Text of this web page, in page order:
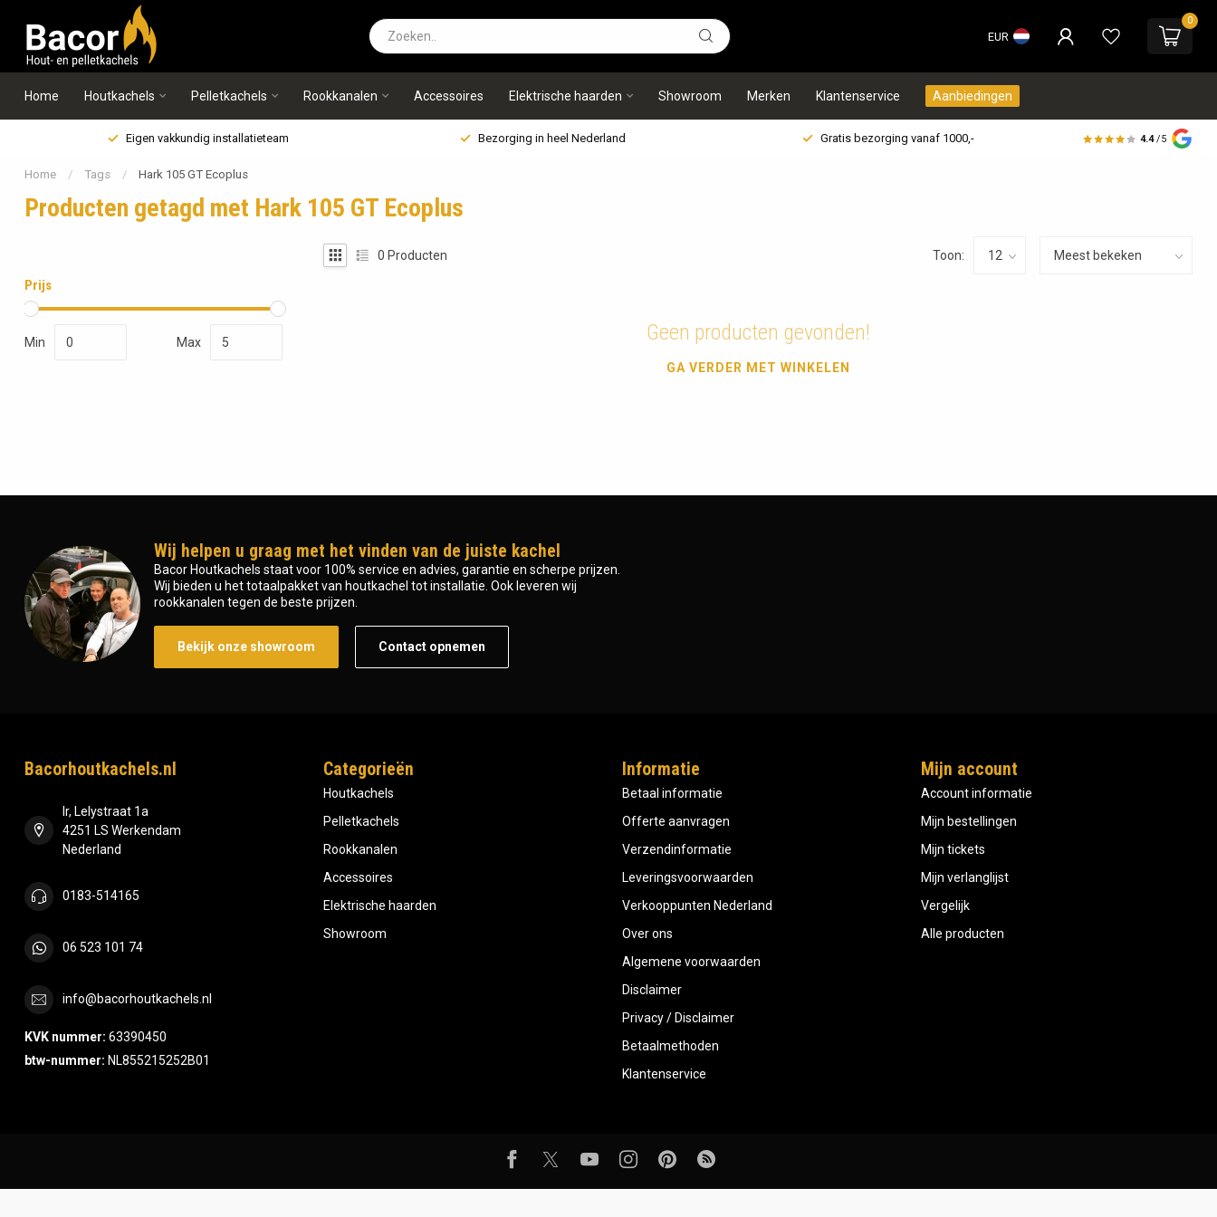
EUR
0
Home Houtkachels Pelletkachels Rookkanalen Accessoires Elektrische haarden Showroom Merken Klantenservice Aanbiedingen
Eigen vakkundig installatieteam Bezorging in heel Nederland Gratis bezorging vanaf 1000,- 4.4 /5
Home / Tags / Hark 105 GT Ecoplus
Producten getagd met Hark 105 GT Ecoplus
Prijs
Min Max
0 Producten Toon:
Geen producten gevonden!
GA VERDER MET WINKELEN
Wij helpen u graag met het vinden van de juiste kachel
Bacor Houtkachels staat voor 100% service en advies, garantie en scherpe prijzen.
Wij bieden u het totaalpakket van houtkachel tot installatie. Ook leveren wij
rookkanalen tegen de beste prijzen.
Bekijk onze showroom Contact opnemen
Bacorhoutkachels.nl
Ir, Lelystraat 1a
4251 LS Werkendam
Nederland
0183-514165
06 523 101 74
info@bacorhoutkachels.nl
KVK nummer: 63390450
btw-nummer: NL855215252B01
Categorieën
Houtkachels
Pelletkachels
Rookkanalen
Accessoires
Elektrische haarden
Showroom
Informatie
Betaal informatie
Offerte aanvragen
Verzendinformatie
Leveringsvoorwaarden
Verkooppunten Nederland
Over ons
Algemene voorwaarden
Disclaimer
Privacy / Disclaimer
Betaalmethoden
Klantenservice
Mijn account
Account informatie
Mijn bestellingen
Mijn tickets
Mijn verlanglijst
Vergelijk
Alle producten